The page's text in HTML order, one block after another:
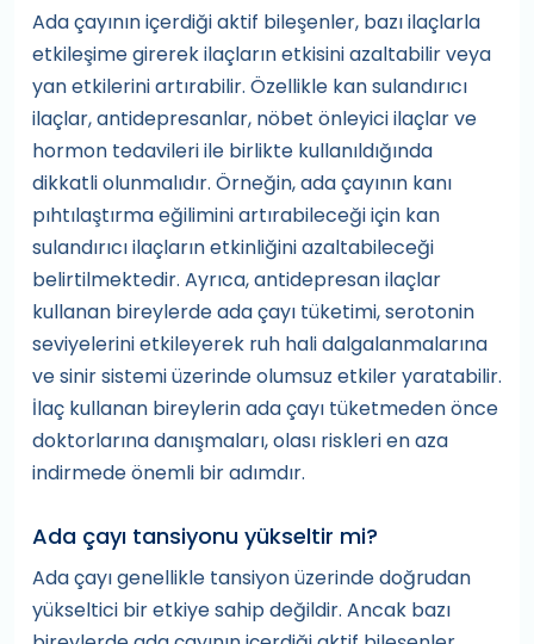
Ada çayının içerdiği aktif bileşenler, bazı ilaçlarla
etkileşime girerek ilaçların etkisini azaltabilir veya
yan etkilerini artırabilir. Özellikle kan sulandırıcı
ilaçlar, antidepresanlar, nöbet önleyici ilaçlar ve
hormon tedavileri ile birlikte kullanıldığında
dikkatli olunmalıdır. Örneğin, ada çayının kanı
pıhtılaştırma eğilimini artırabileceği için kan
sulandırıcı ilaçların etkinliğini azaltabileceği
belirtilmektedir. Ayrıca, antidepresan ilaçlar
kullanan bireylerde ada çayı tüketimi, serotonin
seviyelerini etkileyerek ruh hali dalgalanmalarına
ve sinir sistemi üzerinde olumsuz etkiler yaratabilir.
İlaç kullanan bireylerin ada çayı tüketmeden önce
doktorlarına danışmaları, olası riskleri en aza
indirmede önemli bir adımdır.
Ada çayı tansiyonu yükseltir mi?
Ada çayı genellikle tansiyon üzerinde doğrudan
yükseltici bir etkiye sahip değildir. Ancak bazı